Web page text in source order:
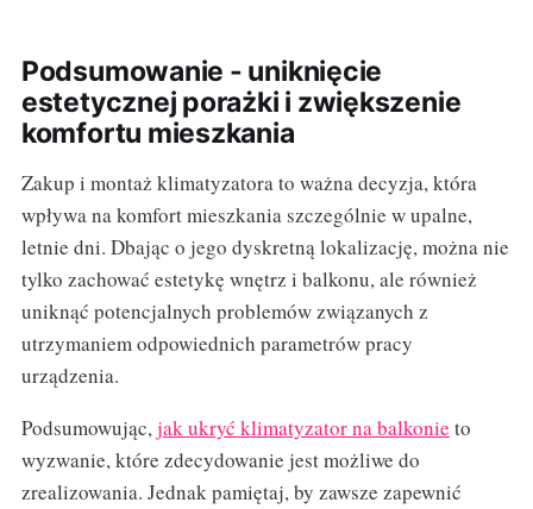
Podsumowanie - uniknięcie
estetycznej porażki i zwiększenie
komfortu mieszkania
Zakup i montaż klimatyzatora to ważna decyzja, która
wpływa na komfort mieszkania szczególnie w upalne,
letnie dni. Dbając o jego dyskretną lokalizację, można nie
tylko zachować estetykę wnętrz i balkonu, ale również
uniknąć potencjalnych problemów związanych z
utrzymaniem odpowiednich parametrów pracy
urządzenia.
Podsumowując,jak ukryć klimatyzator na balkonie to
wyzwanie, które zdecydowanie jest możliwe do
zrealizowania. Jednak pamiętaj, by zawsze zapewnić